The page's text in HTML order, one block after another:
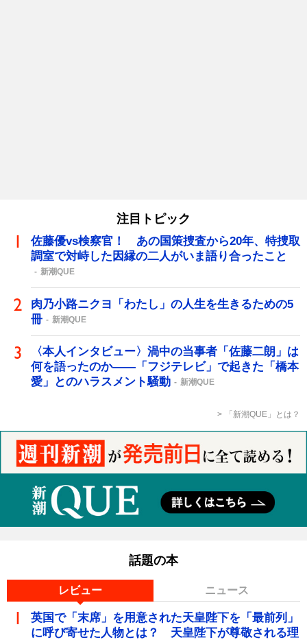
注目トピック
佐藤優vs検察官！ あの国策捜査から20年、特捜取
調室で対峙した因縁の二人がいま語り合ったこと
新潮QUE
肉乃小路ニクヨ「わたし」の人生を生きるための5
冊
新潮QUE
〈本人インタビュー〉渦中の当事者「佐藤二朗」は
何を語ったのか――「フジテレビ」で起きた「橋本
愛」とのハラスメント騒動
新潮QUE
「新潮QUE」とは？
話題の本
レビュー ニュース
英国で「末席」を用意された天皇陛下を「最前列」
に呼び寄せた人物とは？ 天皇陛下が尊敬される理